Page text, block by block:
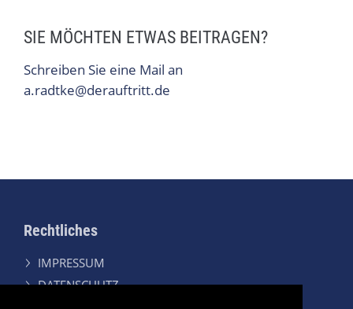
SIE MÖCHTEN ETWAS BEITRAGEN?
Schreiben Sie eine Mail an
a.radtke@derauftritt.de
Rechtliches
IMPRESSUM
DATENSCHUTZ